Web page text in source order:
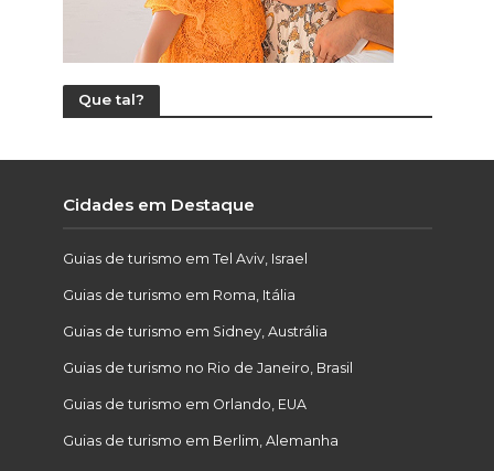
Que tal?
Cidades em Destaque
Guias de turismo em Tel Aviv, Israel
Guias de turismo em Roma, Itália
Guias de turismo em Sidney, Austrália
Guias de turismo no Rio de Janeiro, Brasil
Guias de turismo em Orlando, EUA
Guias de turismo em Berlim, Alemanha